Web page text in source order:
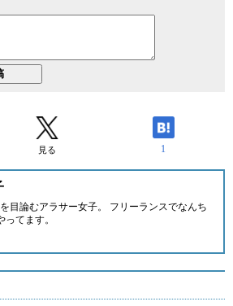
見る 1
目論むアラサー女子。 フリーランスでなんち
ってます。